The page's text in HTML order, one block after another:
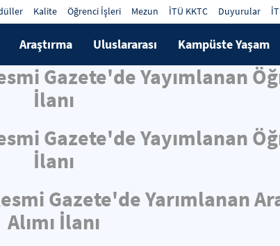
Kalite Öğrenci İşleri Mezun İTÜ KKTC Duyurular
Araştırma Uluslararası Kampüste Yaşam
Gazete'de Yayımlanan
İlanı
Gazete'de Yayımlanan
İlanı
Gazete'de Yarımlanan
Alımı İlanı